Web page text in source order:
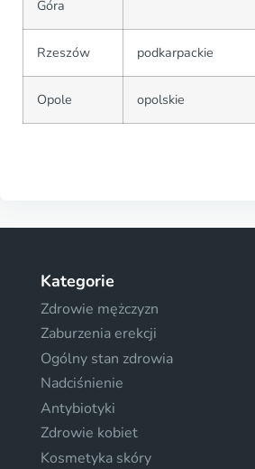
Góra
Rzeszów podkarpackie
Opole opolskie
Kategorie
Zdrowie mężczyzn
Zaburzenia erekcji
Ogólny stan zdrowia
Nadciśnienie
Antybiotyki
Zdrowie kobiet
Kosmetyka skóry